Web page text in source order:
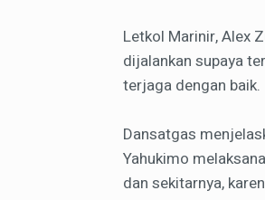
Letkol Marinir, Alex
dijalankan supaya
terjaga dengan baik.
Dansatgas
Yahukimo
dan sekitarnya,